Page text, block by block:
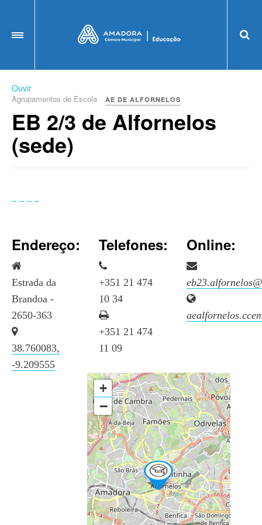
OFF CANVAS
Ouvir
Agrupamentos de Escola AE DE ALFORNELOS
EB 2/3 de Alfornelos
(sede)
Endereço:
Estrada da
Brandoa -
2650-363
38.760083,
-9.209555
Telefones:
+351 21 474
10 34
+351 21 474
11 09
Online:
+
−